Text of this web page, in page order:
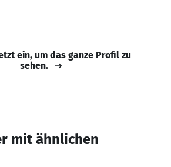
ein, um das ganze Profil zu
sehen.
mit ähnlichen